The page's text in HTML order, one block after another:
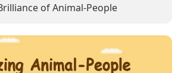
of Animal-People